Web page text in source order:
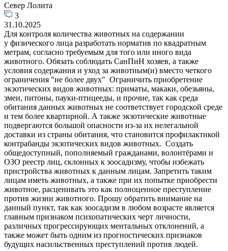
Север Лолита
3
31.10.2025
Для контроля количества животных на содержании
у физического лица разработать норматив по квадратным
метрам, согласно требуемым для того или иного вида
животного. Обязать соблюдать СанПиН хозяев, а также
условия содержания и уход за животным(и) вместо четкого
ограничения "не более двух" Ограничить приобретение
экзотических видов животных: приматы, макаки, обезьяны,
змеи, питоны, пауки-птицееды, и прочие, так как среда
обитания данных животных не соответствует городской среде
и тем более квартирной. А также экзотические животные
подвергаются большой опасности из-за их нелегальной
доставки из страны обитания, что становится профилактикой
контрабанды экзотических видов животных. Создать
общедоступный, пополняемый гражданами, волонтёрами и
ОЗО реестр лиц, склонных к зоосадизму, чтобы избежать
пристройства животных к данным лицам. Запретить таким
лицам иметь животных, а также при их попытке приобрести
животное, расценивать это как полноценное преступление
против жизни животного. Прошу обратить внимание на
данный пункт, так как зоосадизм в любом возрасте является
главным признаком психопатических черт личности,
различных прогрессирующих ментальных отклонений, а
также может быть одним из прогностических признаков
будущих насильственных преступлений против людей.